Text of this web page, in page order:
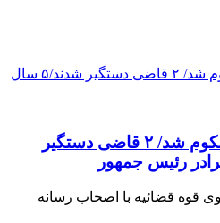
جاسوس سیا به اعدام محکوم شد/ ۲ قاضی دستگیر
قوه قضائیه با اصحاب رسانه